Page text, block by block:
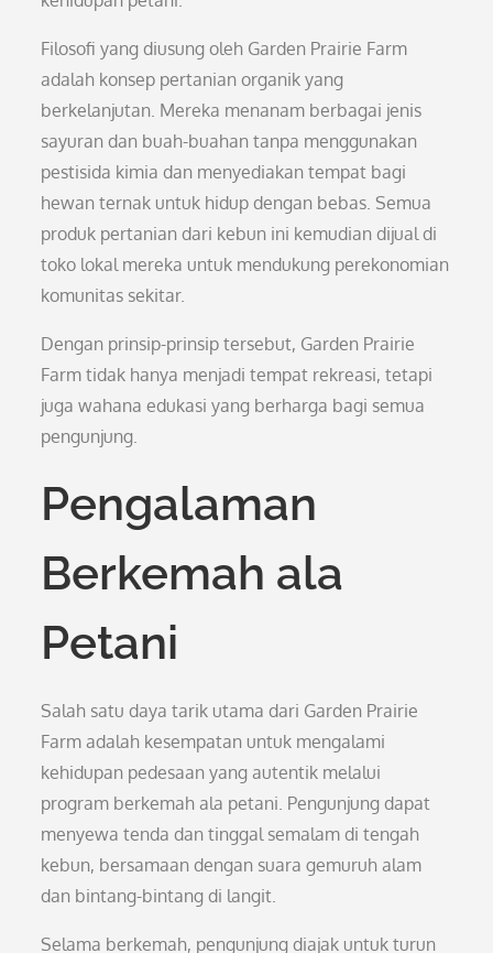
Filosofi yang diusung oleh Garden Prairie Farm
adalah konsep pertanian organik yang
berkelanjutan. Mereka menanam berbagai jenis
sayuran dan buah-buahan tanpa menggunakan
pestisida kimia dan menyediakan tempat bagi
hewan ternak untuk hidup dengan bebas. Semua
produk pertanian dari kebun ini kemudian dijual di
toko lokal mereka untuk mendukung perekonomian
komunitas sekitar.
Dengan prinsip-prinsip tersebut, Garden Prairie
Farm tidak hanya menjadi tempat rekreasi, tetapi
juga wahana edukasi yang berharga bagi semua
pengunjung.
Pengalaman
Berkemah ala
Petani
Salah satu daya tarik utama dari Garden Prairie
Farm adalah kesempatan untuk mengalami
kehidupan pedesaan yang autentik melalui
program berkemah ala petani. Pengunjung dapat
menyewa tenda dan tinggal semalam di tengah
kebun, bersamaan dengan suara gemuruh alam
dan bintang-bintang di langit.
Selama berkemah, pengunjung diajak untuk turun